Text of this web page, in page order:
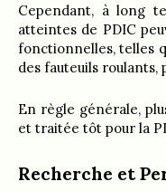
Cependant, à long
atteintes de PDIC
fonctionnelles, telles
des fauteuils
En règle générale,
et traitée tôt pour la
Recherche et